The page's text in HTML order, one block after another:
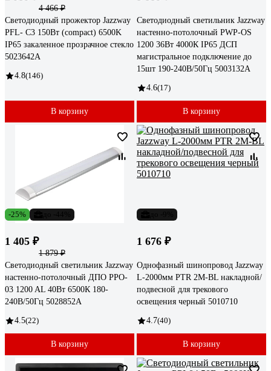
4 466 ₽
Светодиодный прожектор Jazzway
PFL- C3 150Вт (compact) 6500K
IP65 закаленное прозрачное стекло
5023642A
4.8(146)
В корзину
Светодиодный светильник Jazzway
настенно-потолочный PWP-OS
1200 36Вт 4000К IP65 ДСП
магистральное подключение до
15шт 190-240В/50Гц 5003132A
4.6(17)
В корзину
-25%
1 405 ₽
1 879 ₽
Светодиодный светильник Jazzway
настенно-потолочный ДПО PPO-
03 1200 AL 40Вт 6500К 180-
240В/50Гц 5028852A
4.5(22)
В корзину
1 676 ₽
Однофазный шинопровод Jazzway
L-2000мм PTR 2M-BL накладной/
подвесной для трекового
освещения черный 5010710
4.7(40)
В корзину